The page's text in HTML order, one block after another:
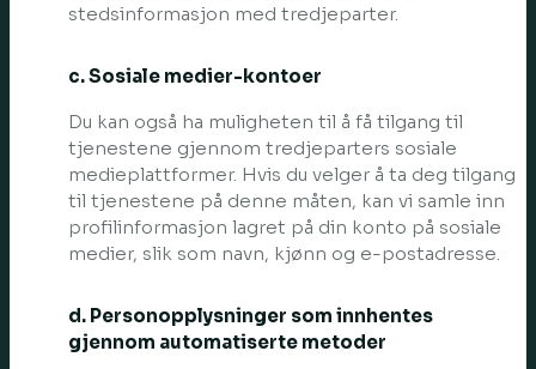
stedsinformasjon med tredjeparter.
c. Sosiale medier-kontoer
Du kan også ha muligheten til å få tilgang til
tjenestene gjennom tredjeparters sosiale
medieplattformer. Hvis du velger å ta deg tilgang
til tjenestene på denne måten, kan vi samle inn
profilinformasjon lagret på din konto på sosiale
medier, slik som navn, kjønn og e-postadresse.
d. Personopplysninger som innhentes
gjennom automatiserte metoder